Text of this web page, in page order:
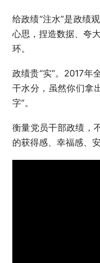
给政绩“注水”是政绩
心思，捏造数据、夸
环。
政绩贵“实”。2017年
干水分，虽然你们拿
字”。
衡量党员干部政绩，
的获得感、幸福感、